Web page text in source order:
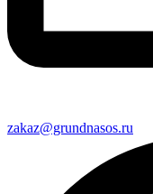
zakaz@grundnasos.ru